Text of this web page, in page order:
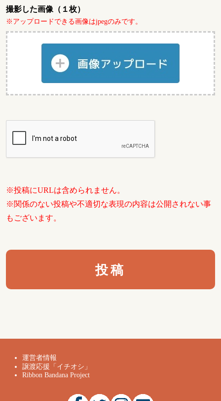
撮影した画像（１枚）
※アップロードできる画像はjpegのみです。
※投稿にURLは含められません。
※関係のない投稿や不適切な表現の内容は公開されない事
もございます。
運営者情報
譲渡応援「イチオシ」
Ribbon Bandana Project